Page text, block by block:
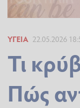
ΥΓΕΊΑ 22.05.2026
Τι
Πώς